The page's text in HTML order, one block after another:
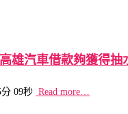
雄汽車借款夠獲得抽
09秒 Read more…